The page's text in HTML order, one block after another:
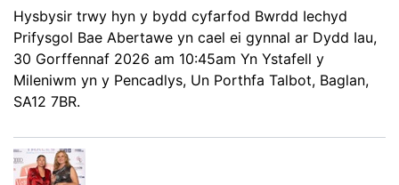
Hysbysir trwy hyn y bydd cyfarfod Bwrdd Iechyd
Prifysgol Bae Abertawe yn cael ei gynnal ar Dydd Iau,
30 Gorffennaf 2026 am 10:45am Yn Ystafell y
Mileniwm yn y Pencadlys, Un Porthfa Talbot, Baglan,
SA12 7BR.